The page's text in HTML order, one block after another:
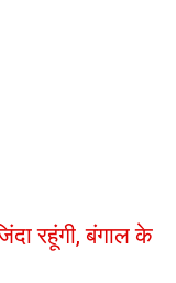
रहूंगी, बंगाल के